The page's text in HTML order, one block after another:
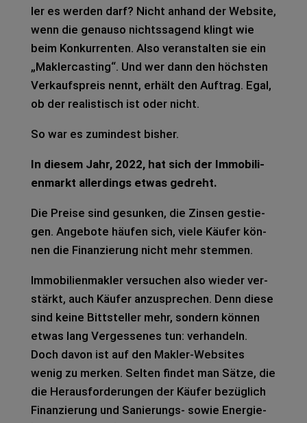
ler es wer­den darf? Nicht anhand der Web­site,
wenn die genau­so nichts­sa­gend klingt wie
beim Kon­kur­ren­ten. Also ver­an­stal­ten sie ein
„Mak­ler­cas­ting“. Und wer dann den höchs­ten
Ver­kaufs­preis nennt, erhält den Auf­trag. Egal,
ob der rea­lis­tisch ist oder nicht.
So war es zumin­dest bis­her.
In die­sem Jahr, 2022, hat sich der Immo­bi­li­
en­markt aller­dings etwas gedreht.
Die Prei­se sind gesun­ken, die Zin­sen gestie­
gen. Ange­bo­te häu­fen sich, viele Käu­fer kön­
nen die Finan­zie­rung nicht mehr stem­men.
Immo­bi­li­en­mak­ler ver­su­chen also wie­der ver­
stärkt, auch Käu­fer anzu­spre­chen. Denn diese
sind keine Bitt­stel­ler mehr, son­dern kön­nen
etwas lang Ver­ges­se­nes tun: ver­han­deln.
Doch davon ist auf den Mak­ler-Web­sites
wenig zu mer­ken. Sel­ten fin­det man Sätze, die
die Her­aus­for­de­run­gen der Käu­fer bezüg­lich
Finan­zie­rung und Sanie­rungs- sowie Ener­gie­